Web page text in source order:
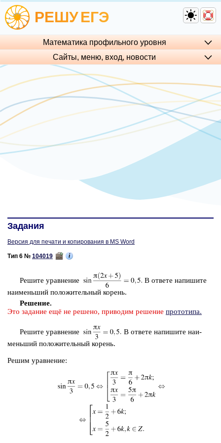
РЕШУЕГЭ
Математика профильного уровня
Сайты, меню, вход, но­во­сти
Задания
Версия для печати и копирования в MS Word
Тип 6 № 104019 i
Ре­ши­те урав­не­ние
В от­ве­те на­пи­ши­те
наи­мень­ший по­ло­жи­тель­ный ко­рень.
Ре­ше­ние.
Это за­да­ние ещё не ре­ше­но, при­во­дим ре­ше­ние про­то­ти­па.
Ре­ши­те урав­не­ние
В от­ве­те на­пи­ши­те наи­
мень­ший по­ло­жи­тель­ный ко­рень.
Решим урав­не­ние: